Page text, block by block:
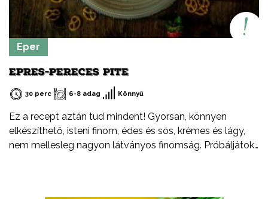
Eper
EPRES-PERECES PITE
30 perc 6-8 adag Könnyű
Ez a recept aztán tud mindent! Gyorsan, könnyen
elkészíthető, isteni finom, édes és sós, krémes és lágy,
nem mellesleg nagyon látványos finomság. Próbáljátok